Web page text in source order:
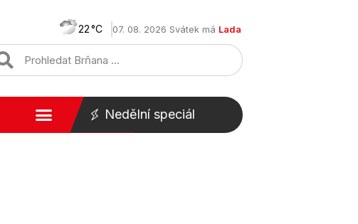
22 07. 08. 2026 Svátek má Lada
Nedělní speciál